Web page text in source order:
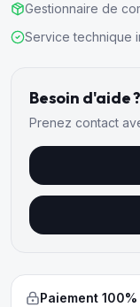
Gestionnaire de
Service technique
Besoin d'aide ?
Prenez contact
Paiement